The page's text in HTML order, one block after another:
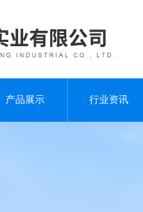
产品展示 行业资讯